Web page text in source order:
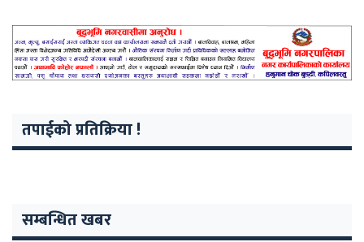
तपाईको प्रतिक्रिया !
सम्बन्धित खबर